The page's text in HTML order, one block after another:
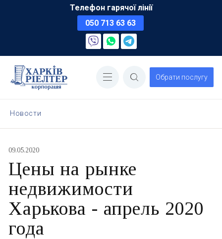
Телефон гарячої лінії
050 713 63 63
Обрати послугу
Новости
09.05.2020
Цены на рынке
недвижимости
Харькова - апрель 2020
года